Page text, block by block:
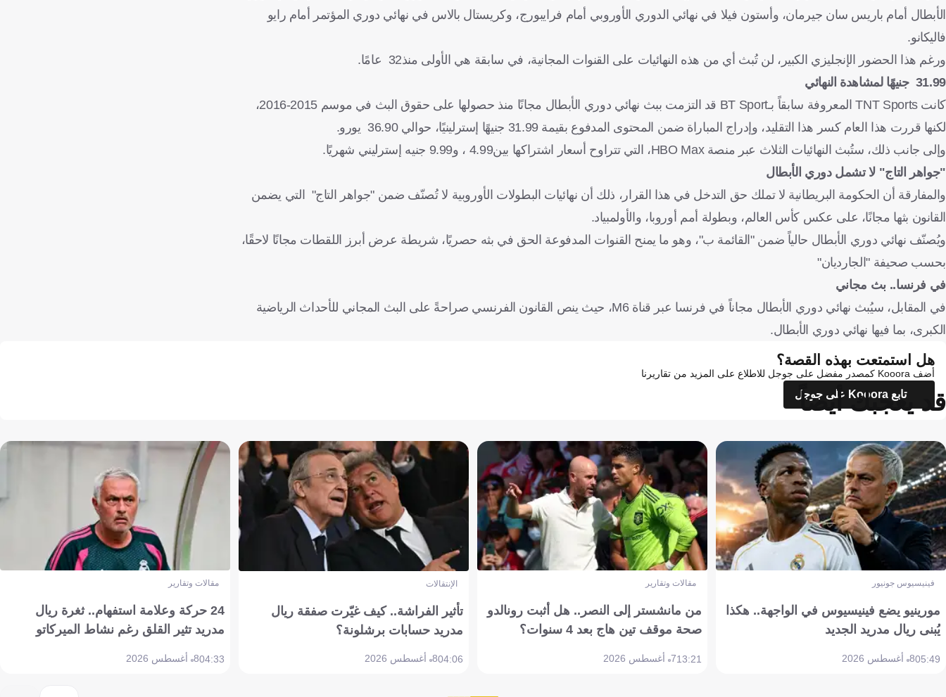
الأبطال أمام باريس سان جيرمان، وأستون فيلا في نهائي الدوري الأوروبي أمام فرايبورج، وكريستال بالاس في نهائي دوري المؤتمر أمام رايو
فاليكانو.
ورغم هذا الحضور الإنجليزي الكبير، لن تُبث أي من هذه النهائيات على القنوات المجانية، في سابقة هي الأولى منذ32 عامًا.
31.99 جنيهًا لمشاهدة النهائي
كانت TNT Sports المعروفة سابقاً بـBT Sport قد التزمت ببث نهائي دوري الأبطال مجانًا منذ حصولها على حقوق البث في موسم 2015-2016،
لكنها قررت هذا العام كسر هذا التقليد، وإدراج المباراة ضمن المحتوى المدفوع بقيمة 31.99 جنيهًا إسترلينيًا، حوالي 36.90 يورو.
وإلى جانب ذلك، ستُبث النهائيات الثلاث عبر منصة HBO Max، التي تتراوح أسعار اشتراكها بين4.99 ، و9.99 جنيه إسترليني شهريًا.
"جواهر التاج" لا تشمل دوري الأبطال
والمفارقة أن الحكومة البريطانية لا تملك حق التدخل في هذا القرار، ذلك أن نهائيات البطولات الأوروبية لا تُصنّف ضمن "جواهر التاج" التي يضمن
القانون بثها مجانًا، على عكس كأس العالم، وبطولة أمم أوروبا، والأولمبياد.
ويُصنّف نهائي دوري الأبطال حالياً ضمن "القائمة ب"، وهو ما يمنح القنوات المدفوعة الحق في بثه حصريًا، شريطة عرض أبرز اللقطات مجانًا لاحقًا،
بحسب صحيفة "الجارديان"
في فرنسا.. بث مجاني
في المقابل، سيُبث نهائي دوري الأبطال مجاناً في فرنسا عبر قناة M6، حيث ينص القانون الفرنسي صراحةً على البث المجاني للأحداث الرياضية
الكبرى، بما فيها نهائي دوري الأبطال.
هل استمتعت بهذه القصة؟
أضف Kooora كمصدر مفضل على جوجل للاطلاع على المزيد من تقاريرنا
تابع Kooora على جوجل
قد يعجبك أيضاً
فينيسيوس جونيور
مورينيو يضع فينيسيوس في الواجهة.. هكذا
يُبنى ريال مدريد الجديد
05:498 أغسطس 2026
مقالات وتقارير
من مانشستر إلى النصر.. هل أثبت رونالدو
صحة موقف تين هاج بعد 4 سنوات؟
13:217 أغسطس 2026
الإنتقالات
تأثير الفراشة.. كيف غيّرت صفقة ريال
مدريد حسابات برشلونة؟
04:068 أغسطس 2026
مقالات وتقارير
24 حركة وعلامة استفهام.. ثغرة ريال
مدريد تثير القلق رغم نشاط الميركاتو
04:338 أغسطس 2026